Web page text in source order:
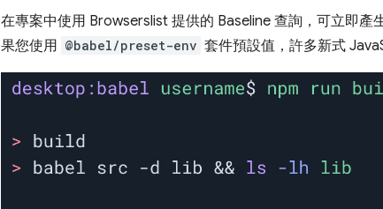
在專案中使用 Browserslist 提供的 Baseline 查詢，可立即
果您使用 @babel/preset-env 套件預設值，許多新式